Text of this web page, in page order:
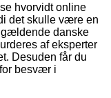
hvorvidt online
det skulle være en
danske
af eksperter
Desuden får du
besvær i